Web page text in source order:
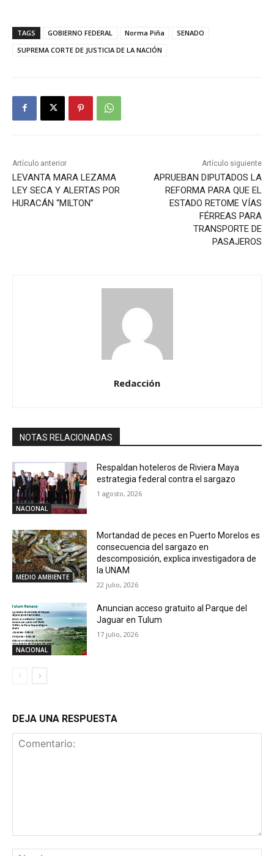
TAGS GOBIERNO FEDERAL Norma Piña
SENADO
SUPREMA CORTE DE JUSTICIA DE LA NACIÓN
Artículo anterior
LEVANTA MARA LEZAMA
LEY SECA Y ALERTAS POR
HURACÁN “MILTON”
Artículo siguiente
APRUEBAN DIPUTADOS LA
REFORMA PARA QUE EL
ESTADO RETOME VÍAS
FÉRREAS PARA
TRANSPORTE DE
PASAJEROS
Redacción
NOTAS RELACIONADAS
NACIONAL
Respaldan hoteleros de Riviera Maya
estrategia federal contra el sargazo
1 agosto, 2026
MEDIO AMBIENTE
Mortandad de peces en Puerto Morelos es
consecuencia del sargazo en
descomposición, explica investigadora de
la UNAM
22 julio, 2026
NACIONAL
Anuncian acceso gratuito al Parque del
Jaguar en Tulum
17 julio, 2026
DEJA UNA RESPUESTA